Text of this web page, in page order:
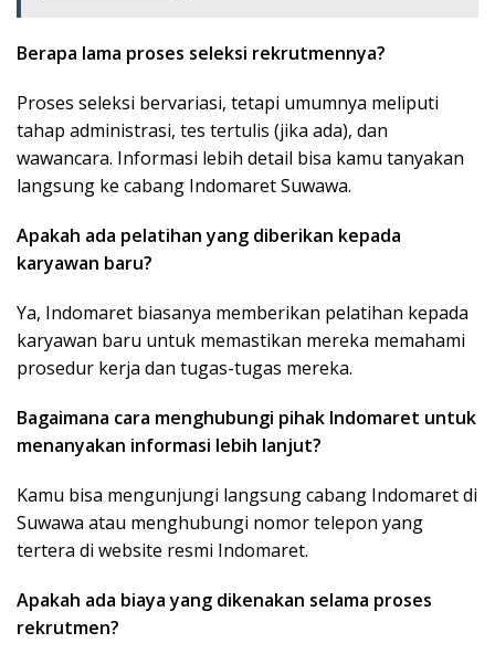
Berapa lama proses seleksi rekrutmennya?
Proses seleksi bervariasi, tetapi umumnya meliputi
tahap administrasi, tes tertulis (jika ada), dan
wawancara. Informasi lebih detail bisa kamu tanyakan
langsung ke cabang Indomaret Suwawa.
Apakah ada pelatihan yang diberikan kepada
karyawan baru?
Ya, Indomaret biasanya memberikan pelatihan kepada
karyawan baru untuk memastikan mereka memahami
prosedur kerja dan tugas-tugas mereka.
Bagaimana cara menghubungi pihak Indomaret untuk
menanyakan informasi lebih lanjut?
Kamu bisa mengunjungi langsung cabang Indomaret di
Suwawa atau menghubungi nomor telepon yang
tertera di website resmi Indomaret.
Apakah ada biaya yang dikenakan selama proses
rekrutmen?